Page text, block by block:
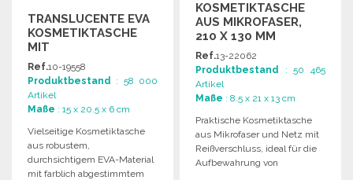
TRANSLUCENTE EVA
KOSMETIKTASCHE
MIT
REISSVERSCHLUSS
Ref.10-19558
Produktbestand : 58 000
Artikel
Maße : 15 x 20.5 x 6 cm
Vielseitige Kosmetiktasche
aus robustem,
durchsichtigem EVA-Material
mit farblich abgestimmtem
KOSMETIKTASCHE
AUS MIKROFASER,
210 X 130 MM
Ref.13-22062
Produktbestand : 50 465
Artikel
Maße : 8.5 x 21 x 13 cm
Praktische Kosmetiktasche
aus Mikrofaser und Netz mit
Reißverschluss, ideal für die
Aufbewahrung von